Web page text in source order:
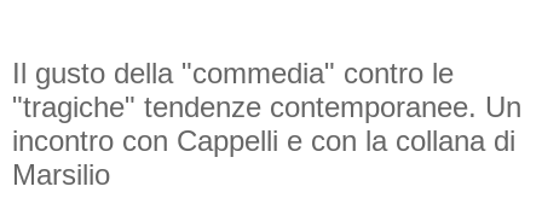
Il gusto della "commedia" contro le
"tragiche" tendenze contemporanee. Un
incontro con Cappelli e con la collana di
Marsilio